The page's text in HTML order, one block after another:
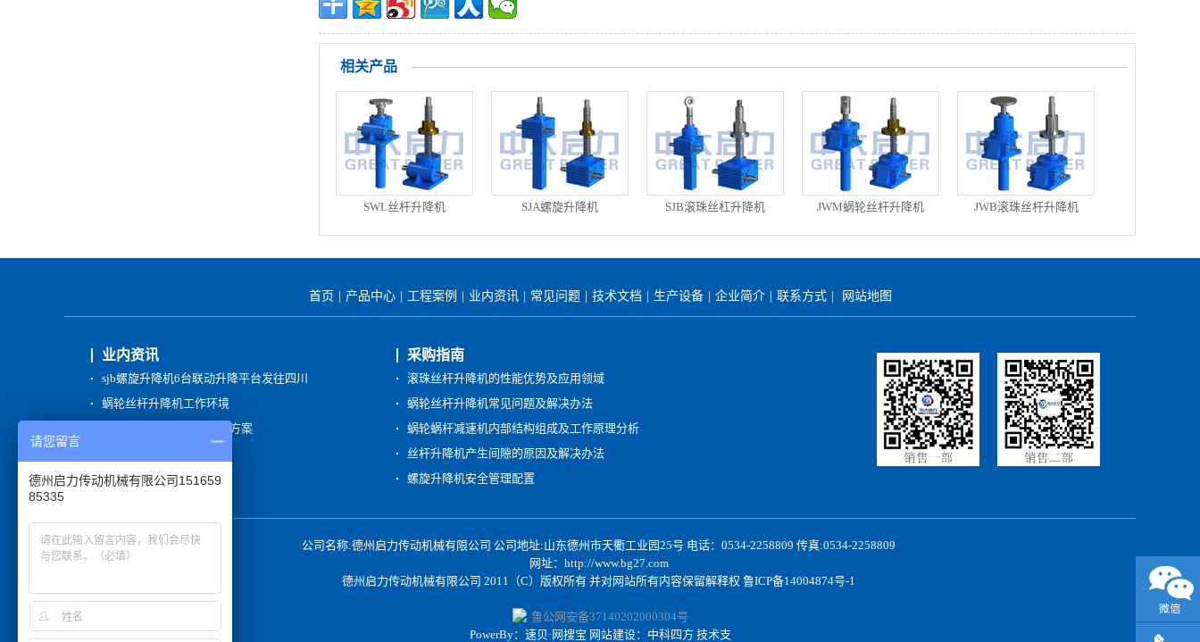
相关产品
SWL丝杆升降机 SJA螺旋升降机 SJB滚珠丝杠升降机 JWM蜗轮丝杆升降机 JWB滚珠丝杆升降机
首页 产品中心 工程案例 业内资讯 常见问题 技术文档 生产设备 企业简介 联系方式 网站地图
业内资讯
sjb螺旋升降机6台联动升降平台发往四川
蜗轮丝杆升降机工作环境
钢厂蜗轮丝杆升降机应用方案
JWM螺旋升降机技术参数
采购指南
滚珠丝杆升降机的性能优势及应用领域
蜗轮丝杆升降机常见问题及解决办法
蜗轮蜗杆减速机内部结构组成及工作原理分析
丝杆升降机产生间隙的原因及解决办法
螺旋升降机安全管理配置
公司名称:德州启力传动机械有限公司 公司地址:山东德州市天衢工业园25号 电话：0534-2258809 传真:0534-2258809
网址： http://www.bg27.com
德州启力传动机械有限公司 2011（C）版权所有 并对网站所有内容保留解释权 鲁ICP备14004874号-1
鲁公网安备37140202000304号
PowerBy：速贝·网搜宝 网站建设：中科四方 技术支
请您留言
德州启力传动机械有限公司151659
85335